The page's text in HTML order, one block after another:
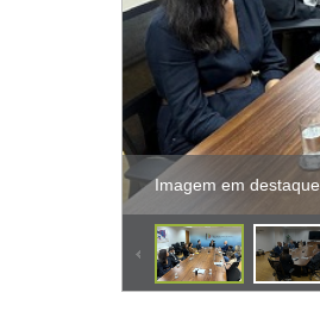
Imagem em destaque